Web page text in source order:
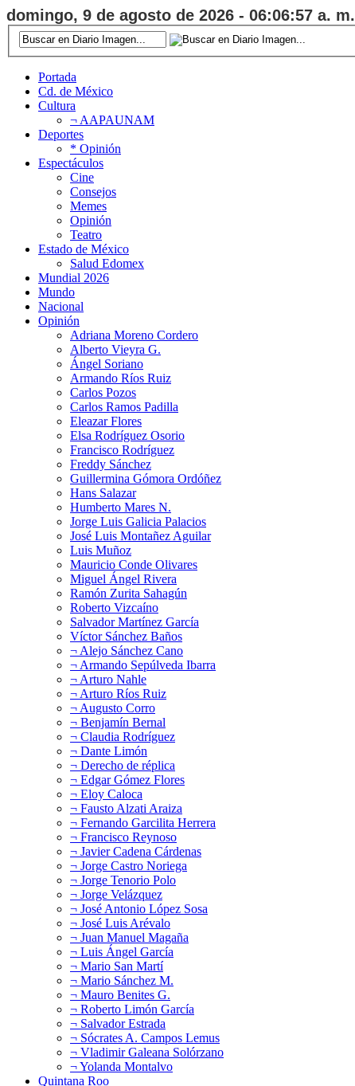
domingo, 9 de agosto de 2026 - 06:06:57 a. m.
Portada
Cd. de México
Cultura
¬ AAPAUNAM
Deportes
* Opinión
Espectáculos
Cine
Consejos
Memes
Opinión
Teatro
Estado de México
Salud Edomex
Mundial 2026
Mundo
Nacional
Opinión
Adriana Moreno Cordero
Alberto Vieyra G.
Ángel Soriano
Armando Ríos Ruiz
Carlos Pozos
Carlos Ramos Padilla
Eleazar Flores
Elsa Rodríguez Osorio
Francisco Rodríguez
Freddy Sánchez
Guillermina Gómora Ordóñez
Hans Salazar
Humberto Mares N.
Jorge Luis Galicia Palacios
José Luis Montañez Aguilar
Luis Muñoz
Mauricio Conde Olivares
Miguel Ángel Rivera
Ramón Zurita Sahagún
Roberto Vizcaíno
Salvador Martínez García
Víctor Sánchez Baños
¬ Alejo Sánchez Cano
¬ Armando Sepúlveda Ibarra
¬ Arturo Nahle
¬ Arturo Ríos Ruiz
¬ Augusto Corro
¬ Benjamín Bernal
¬ Claudia Rodríguez
¬ Dante Limón
¬ Derecho de réplica
¬ Edgar Gómez Flores
¬ Eloy Caloca
¬ Fausto Alzati Araiza
¬ Fernando Garcilita Herrera
¬ Francisco Reynoso
¬ Javier Cadena Cárdenas
¬ Jorge Castro Noriega
¬ Jorge Tenorio Polo
¬ Jorge Velázquez
¬ José Antonio López Sosa
¬ José Luis Arévalo
¬ Juan Manuel Magaña
¬ Luis Ángel García
¬ Mario San Martí
¬ Mario Sánchez M.
¬ Mauro Benites G.
¬ Roberto Limón García
¬ Salvador Estrada
¬ Sócrates A. Campos Lemus
¬ Vladimir Galeana Solórzano
¬ Yolanda Montalvo
Quintana Roo